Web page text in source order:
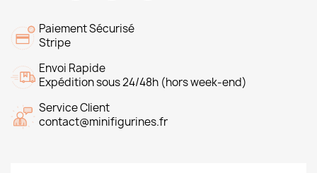
Paiement Sécurisé
Stripe
Envoi Rapide
Expédition sous 24/48h (hors week-end)
Service Client
contact@minifigurines.fr